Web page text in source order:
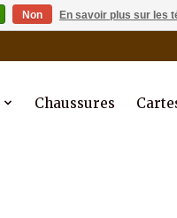
Chaussures
Non En savoir plus sur les